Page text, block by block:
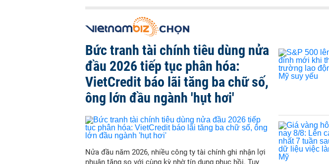
Bức tranh tài chính tiêu dùng nửa
đầu 2026 tiếp tục phân hóa:
VietCredit báo lãi tăng ba chữ số,
ông lớn đầu ngành 'hụt hơi'
Nửa đầu năm 2026, nhiều công ty tài chính ghi nhận lợi
nhuận tăng so với cùng kỳ nhờ tín dụng phục hồi. Tuy